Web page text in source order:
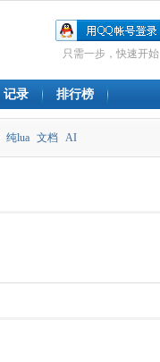
只需一步，快速开始
记录 排行榜
纯lua 文档 AI